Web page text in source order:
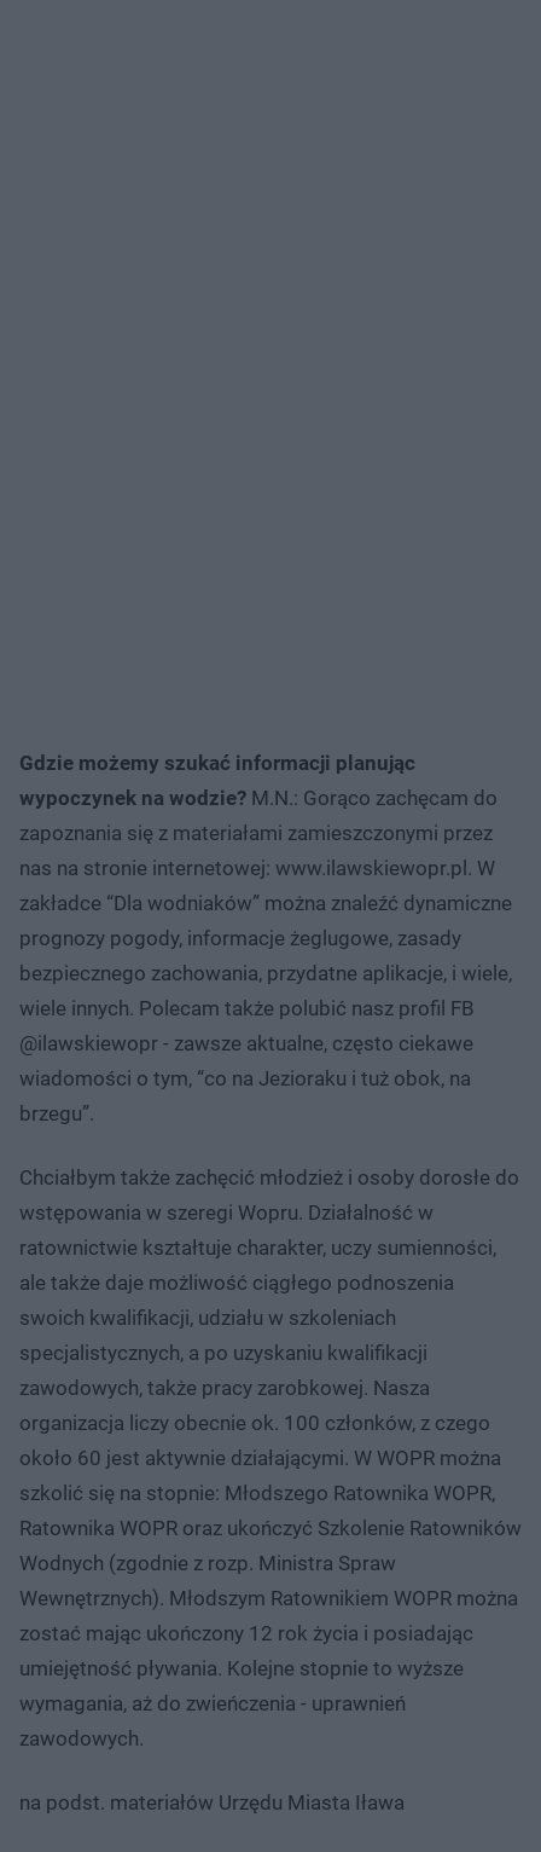
Gdzie możemy szukać informacji planując
wypoczynek na wodzie? M.N.: Gorąco zachęcam do
zapoznania się z materiałami zamieszczonymi przez
nas na stronie internetowej: www.ilawskiewopr.pl. W
zakładce “Dla wodniaków” można znaleźć dynamiczne
prognozy pogody, informacje żeglugowe, zasady
bezpiecznego zachowania, przydatne aplikacje, i wiele,
wiele innych. Polecam także polubić nasz profil FB
@ilawskiewopr - zawsze aktualne, często ciekawe
wiadomości o tym, “co na Jezioraku i tuż obok, na
brzegu”.
Chciałbym także zachęcić młodzież i osoby dorosłe do
wstępowania w szeregi Wopru. Działalność w
ratownictwie kształtuje charakter, uczy sumienności,
ale także daje możliwość ciągłego podnoszenia
swoich kwalifikacji, udziału w szkoleniach
specjalistycznych, a po uzyskaniu kwalifikacji
zawodowych, także pracy zarobkowej. Nasza
organizacja liczy obecnie ok. 100 członków, z czego
około 60 jest aktywnie działającymi. W WOPR można
szkolić się na stopnie: Młodszego Ratownika WOPR,
Ratownika WOPR oraz ukończyć Szkolenie Ratowników
Wodnych (zgodnie z rozp. Ministra Spraw
Wewnętrznych). Młodszym Ratownikiem WOPR można
zostać mając ukończony 12 rok życia i posiadając
umiejętność pływania. Kolejne stopnie to wyższe
wymagania, aż do zwieńczenia - uprawnień
zawodowych.
na podst. materiałów Urzędu Miasta Iława